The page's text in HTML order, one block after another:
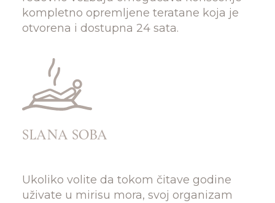
kompletno opremljene teratane koja je
otvorena i dostupna 24 sata.
SLANA SOBA
Ukoliko volite da tokom čitave godine
uživate u mirisu mora, svoj organizam